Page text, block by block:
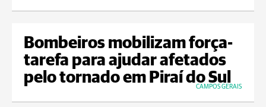
Bombeiros mobilizam força-
tarefa para ajudar afetados
pelo tornado em Piraí do Sul
CAMPOS GERAIS